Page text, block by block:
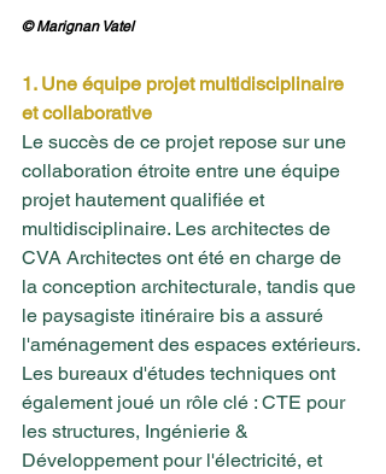
© Marignan Vatel
1. Une équipe projet multidisciplinaire
et collaborative
Le succès de ce projet repose sur une
collaboration étroite entre une équipe
projet hautement qualifiée et
multidisciplinaire. Les architectes de
CVA Architectes ont été en charge de
la conception architecturale, tandis que
le paysagiste itinéraire bis a assuré
l'aménagement des espaces extérieurs.
Les bureaux d'études techniques ont
également joué un rôle clé : CTE pour
les structures, Ingénierie &
Développement pour l'électricité, et